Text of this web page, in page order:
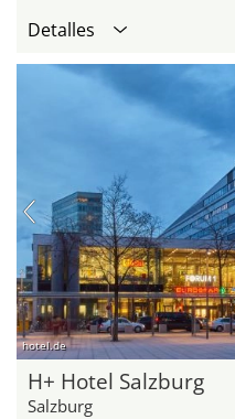
Detalles
hotel.de
H+ Hotel Salzburg
Salzburg